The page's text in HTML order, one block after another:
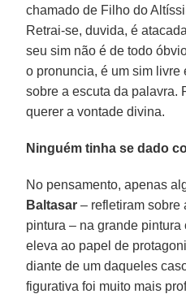
chamado de Filho do
Retrai-se, duvida, é
seu sim não é de todo
o pronuncia, é um sim livre
sobre a escuta da palavra.
querer a vontade divina.
Ninguém tinha se dado
No pensamento, apenas
Baltasar – refletiram sobre
pintura – na grande
eleva ao papel de
diante de um daqueles
figurativa foi muito mais